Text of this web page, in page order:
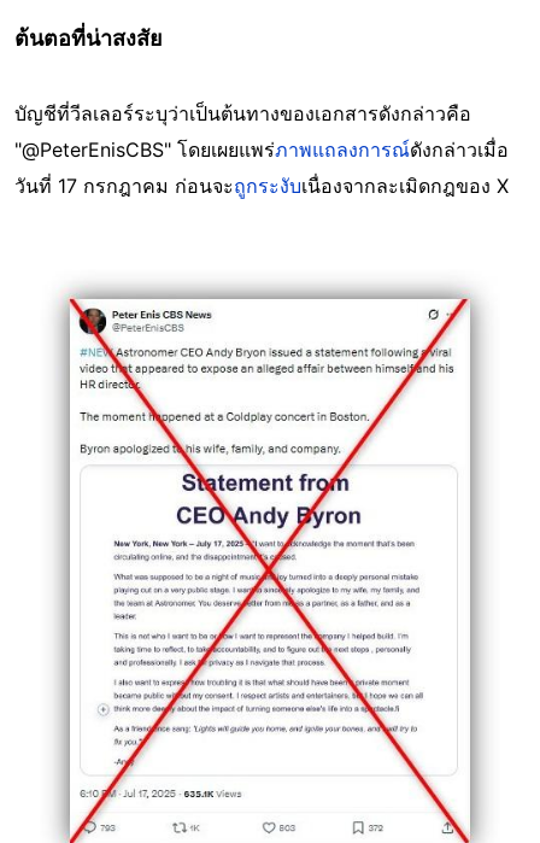
ต้นตอที่น่าสงสัย
บัญชีที่วีลเลอร์ระบุว่าเป็นต้นทางของเอกสารดังกล่าวคือ
"@PeterEnisCBS" โดยเผยแพร่ภาพแถลงการณ์ดังกล่าวเมื่อ
วันที่ 17 กรกฎาคม ก่อนจะถูกระงับเนื่องจากละเมิดกฎของ X